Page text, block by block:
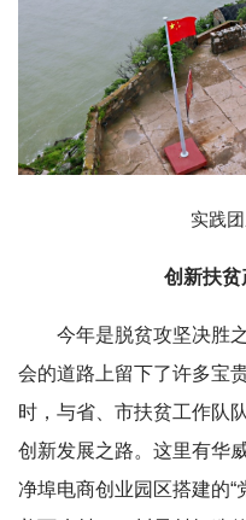
实践
创新扶贫
今年是脱贫攻坚决胜
会的道路上留下了许多宝
时，与省、市扶贫工作队
创新发展之路。这里有华
净埠电商创业园区搭建的“